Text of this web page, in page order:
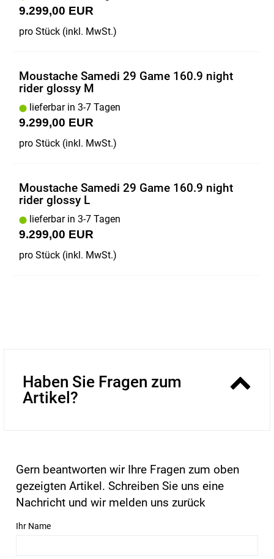
9.299,00 EUR
pro Stück (inkl. MwSt.)
Moustache Samedi 29 Game 160.9 night
rider glossy M
lieferbar in 3-7 Tagen
9.299,00 EUR
pro Stück (inkl. MwSt.)
Moustache Samedi 29 Game 160.9 night
rider glossy L
lieferbar in 3-7 Tagen
9.299,00 EUR
pro Stück (inkl. MwSt.)
Haben Sie Fragen zum
Artikel?
Gern beantworten wir Ihre Fragen zum oben
gezeigten Artikel. Schreiben Sie uns eine
Nachricht und wir melden uns zurück
Ihr Name